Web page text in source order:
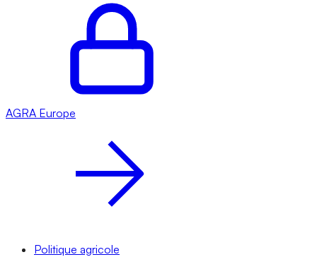
AGRA Europe
Politique agricole